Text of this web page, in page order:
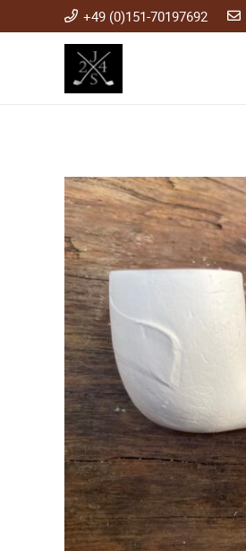
+49 (0)151-70197692